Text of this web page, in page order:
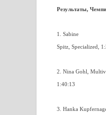
Результаты,
1. Sabine
Spitz, Specialized,
2. Nina Gohl,
1:40:13
3. Hanka